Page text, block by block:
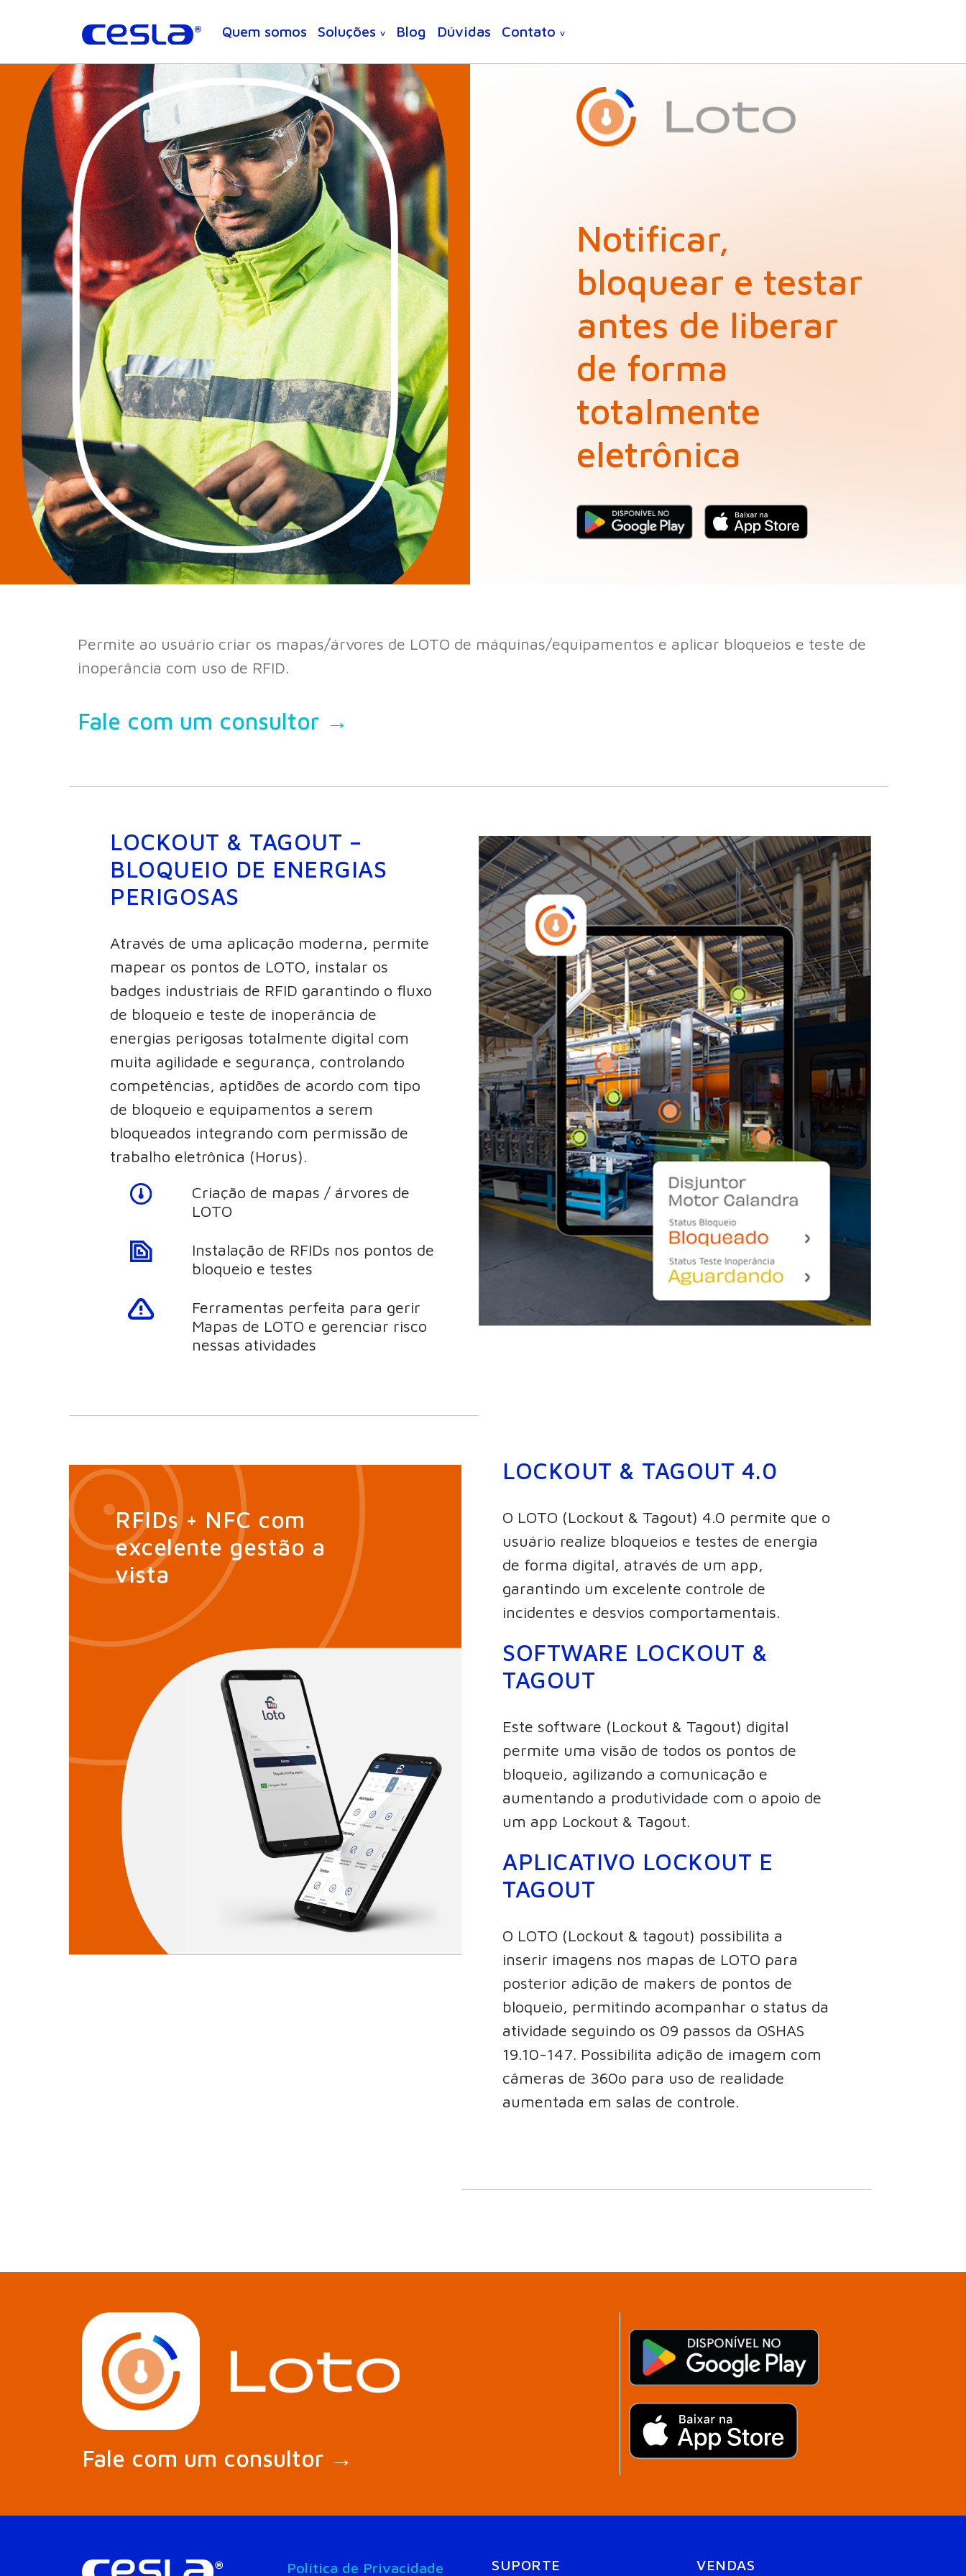
Quem somos Soluções v Blog Dúvidas Contato v
Notificar,
bloquear e testar
antes de liberar
de forma
totalmente
eletrônica
Permite ao usuário criar os mapas/árvores de LOTO de máquinas/equipamentos e aplicar bloqueios e teste de
inoperância com uso de RFID.
Fale com um consultor →
LOCKOUT & TAGOUT –
BLOQUEIO DE ENERGIAS
PERIGOSAS
Através de uma aplicação moderna, permite
mapear os pontos de LOTO, instalar os
badges industriais de RFID garantindo o fluxo
de bloqueio e teste de inoperância de
energias perigosas totalmente digital com
muita agilidade e segurança, controlando
competências, aptidões de acordo com tipo
de bloqueio e equipamentos a serem
bloqueados integrando com permissão de
trabalho eletrônica (Horus).
Criação de mapas / árvores de
LOTO
Instalação de RFIDs nos pontos de
bloqueio e testes
Ferramentas perfeita para gerir
Mapas de LOTO e gerenciar risco
nessas atividades
RFIDs + NFC com
excelente gestão a
vista
LOCKOUT & TAGOUT 4.0
O LOTO (Lockout & Tagout) 4.0 permite que o
usuário realize bloqueios e testes de energia
de forma digital, através de um app,
garantindo um excelente controle de
incidentes e desvios comportamentais.
SOFTWARE LOCKOUT &
TAGOUT
Este software (Lockout & Tagout) digital
permite uma visão de todos os pontos de
bloqueio, agilizando a comunicação e
aumentando a produtividade com o apoio de
um app Lockout & Tagout.
APLICATIVO LOCKOUT E
TAGOUT
O LOTO (Lockout & tagout) possibilita a
inserir imagens nos mapas de LOTO para
posterior adição de makers de pontos de
bloqueio, permitindo acompanhar o status da
atividade seguindo os 09 passos da OSHAS
19.10-147. Possibilita adição de imagem com
câmeras de 360o para uso de realidade
aumentada em salas de controle.
Fale com um consultor →
Política de Privacidade SUPORTE VENDAS